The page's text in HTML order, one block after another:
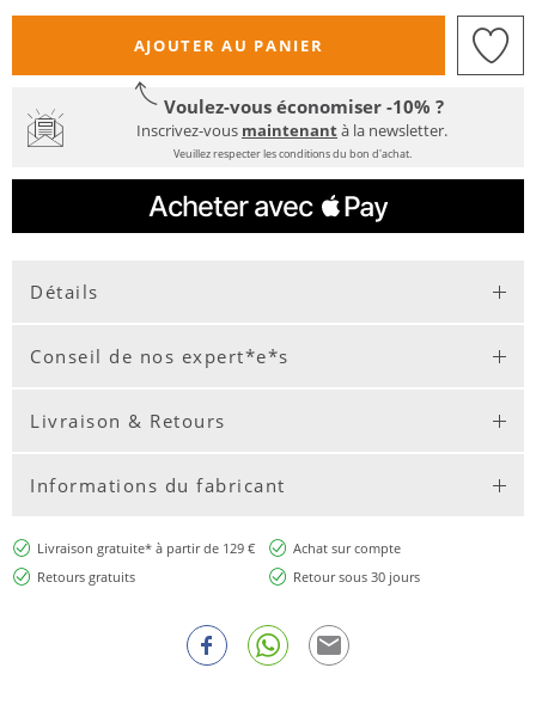
AJOUTER AU PANIER
Voulez-vous économiser -10% ?
Inscrivez-vous maintenantà la newsletter.
Veuillez respecter les conditions du bon d'achat.
Détails
Conseil de nos expert*e*s
Livraison & Retours
Informations du fabricant
Livraison gratuite* à partir de 129 €
Achat sur compte
Retours gratuits
Retour sous 30 jours